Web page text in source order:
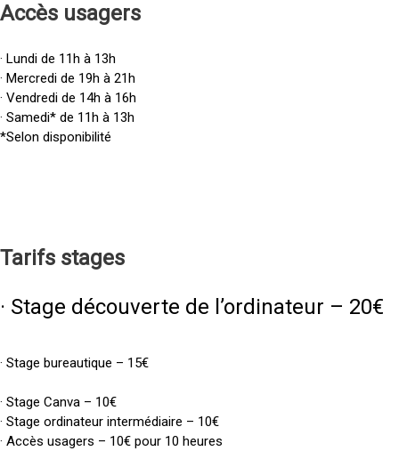
Accès usagers
· Lundi de 11h à 13h
· Mercredi de 19h à 21h
· Vendredi de 14h à 16h
· Samedi* de 11h à 13h
*Selon disponibilité
Tarifs stages
· Stage découverte de l’ordinateur – 20€
· Stage bureautique – 15€
· Stage Canva – 10€
· Stage ordinateur intermédiaire – 10€
· Accès usagers – 10€ pour 10 heures